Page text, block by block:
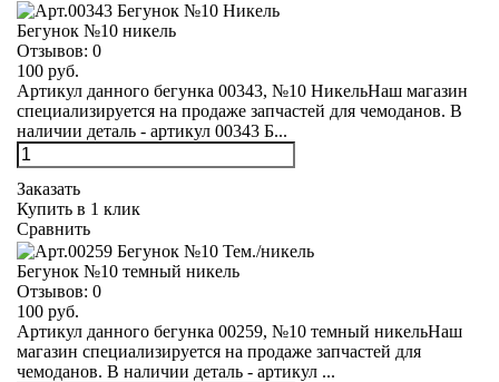
Бегунок №10 никель
Отзывов: 0
100 руб.
Артикул данного бегунка 00343, №10 НикельНаш магазин
специализируется на продаже запчастей для чемоданов. В
наличии деталь - артикул 00343 Б...
Заказать
Купить в 1 клик
Сравнить
Бегунок №10 темный никель
Отзывов: 0
100 руб.
Артикул данного бегунка 00259, №10 темный никельНаш
магазин специализируется на продаже запчастей для
чемоданов. В наличии деталь - артикул ...